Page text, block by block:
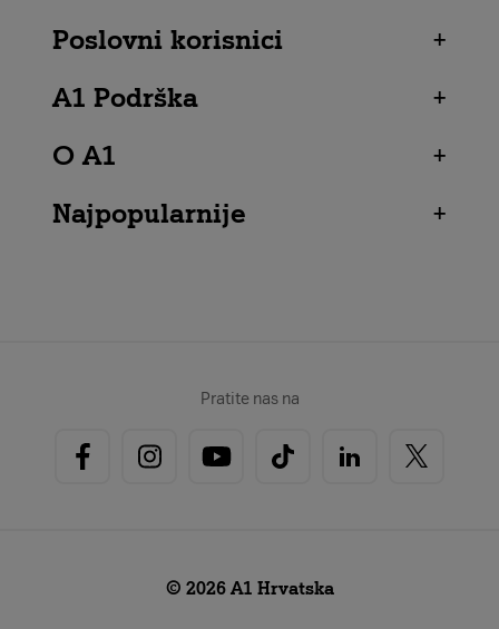
Poslovni korisnici
+
A1 Podrška
+
O A1
+
Najpopularnije
+
Pratite nas na
© 2026 A1 Hrvatska